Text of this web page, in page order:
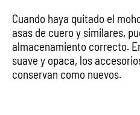
Cuando haya quitado el
asas de cuero y similares,
almacenamiento correcto.
suave y opaca, los
conservan como nuevos.